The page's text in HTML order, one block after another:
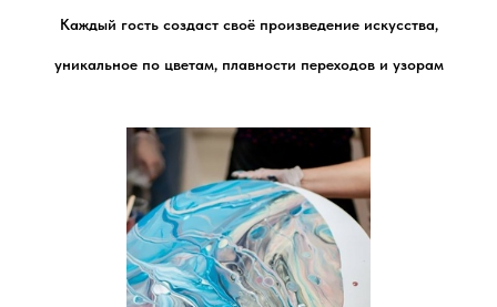
Каждый гость создаст своё произведение искусства,
уникальное по цветам, плавности переходов и узорам